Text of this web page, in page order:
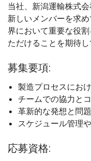
当社、新潟運輸株式
新しいメンバーを求
界において重要な役
ただけることを期待し
募集要項:
製造プロセスにお
チームでの協力と
革新的な発想と問
スケジュール管理
応募資格: